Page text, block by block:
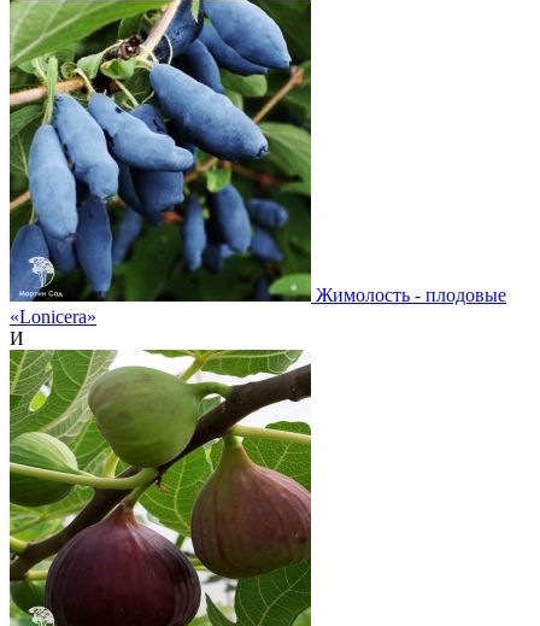
Жимолость - плодовые
«Lonicera»
И